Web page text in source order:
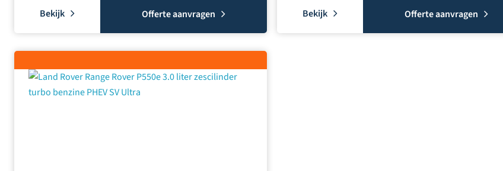
Bekijk Offerte aanvragen Bekijk Offerte aanvragen